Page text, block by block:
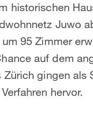
historischen
Juwo
95 Zimmer
auf dem
gingen als
hervor.